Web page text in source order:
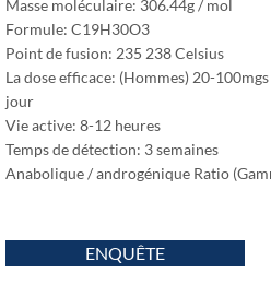
Masse moléculaire: 306.44g / mol
Formule: C19H30O3
Point de fusion: 235 238 Celsius
La dose efficace: (Hommes) 20-
jour
Vie active: 8-12 heures
Temps de détection: 3 semaines
Anabolique / androgénique Ratio
ENQUÊTE